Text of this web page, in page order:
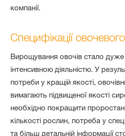
компанії.
Специфікації
Вирощування овочів стало дуже
інтенсивною діяльністю. У
потреби у кращій якості,
вимагають підвищеної якості
необхідно покращити
кількості рослин, потреба у
та більш детальній інформації